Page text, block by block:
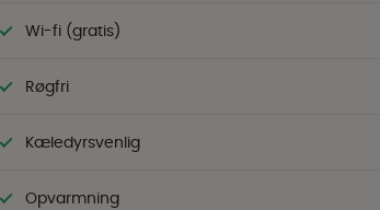
Wi-fi (gratis)
Røgfri
Kæledyrsvenlig
Opvarmning